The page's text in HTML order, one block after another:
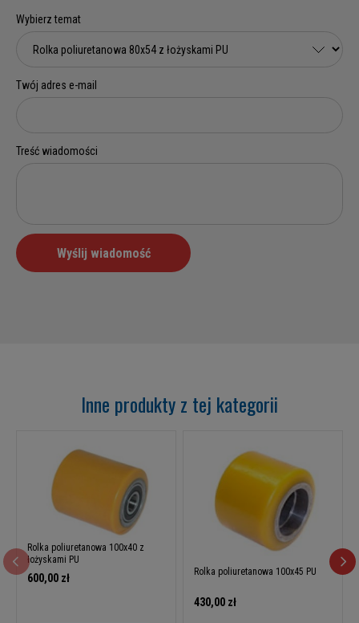
Inne produkty z tej kategorii
Rolka poliuretanowa 100x40 z
łożyskami PU
600,00 zł
Rolka poliuretanowa 100x45 PU
430,00 zł